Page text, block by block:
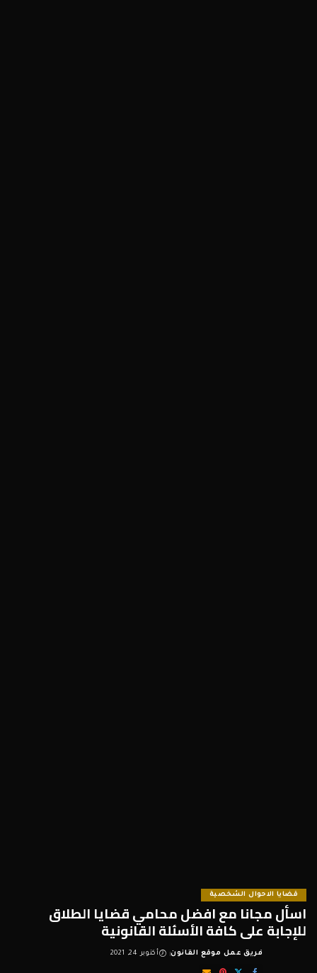
قضايا الاحوال الشخصية
اسأل مجانا مع افضل محامي قضايا الطلاق
للإجابة على كافة الأسئلة القانونية
Posted
by
فريق عمل موقع القانون أكتوبر 24, 2021